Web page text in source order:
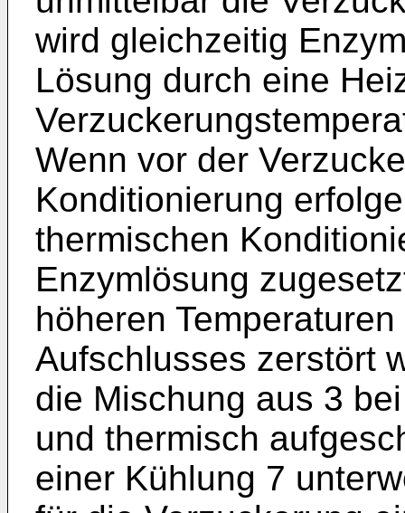
wird gleichzeitig
Lösung durch eine
Wenn vor der
Konditionierung
thermischen
Enzymlösung
höheren
Aufschlusses zerstört
die Mischung aus 3
und thermisch
einer Kühlung 7